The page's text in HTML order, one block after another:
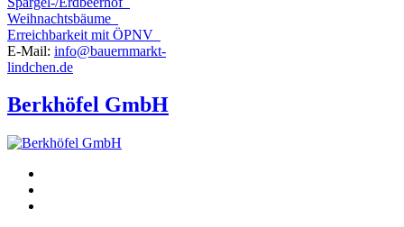
Weihnachtsbäume
Erreichbarkeit mit ÖPNV
E-Mail: info@bauernmarkt-
lindchen.de
Berkhöfel GmbH